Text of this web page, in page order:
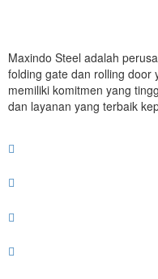
Maxindo Steel adalah
folding gate dan rolling door
memiliki komitmen yang
dan layanan yang terbaik